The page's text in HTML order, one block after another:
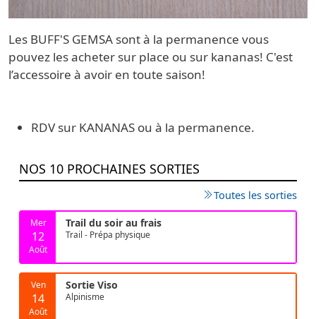
Les BUFF'S GEMSA sont à la permanence vous
pouvez les acheter sur place ou sur kananas! C'est
l’accessoire à avoir en toute saison!
RDV sur KANANAS ou à la permanence.
NOS 10 PROCHAINES SORTIES
Toutes les sorties
Mer
12
Août
Trail du soir au frais
Trail - Prépa physique
Ven
14
Août
Sortie Viso
Alpinisme